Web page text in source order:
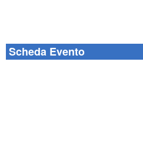
Scheda Evento